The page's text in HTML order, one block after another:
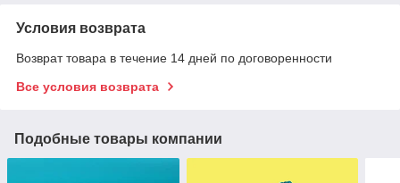
Условия возврата
Возврат товара в течение 14 дней по договоренности
Все условия возврата
Подобные товары компании